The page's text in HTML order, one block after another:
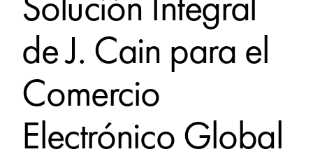
de J. Cain para el
Comercio
Electrónico Global